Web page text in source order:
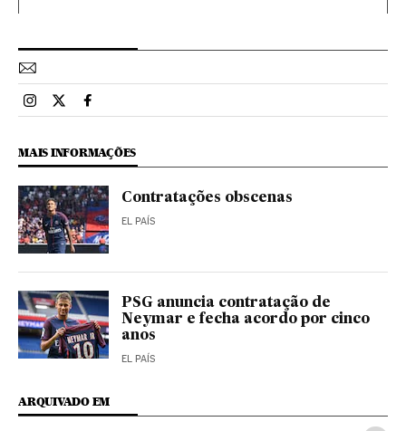
Esportes El País Brasil en Instagram
Esportes El País Brasil en Twitter
Esportes El País Brasil en Facebook
MAIS INFORMAÇÕES
Contratações obscenas
EL PAÍS
PSG anuncia contratação de
Neymar e fecha acordo por cinco
anos
EL PAÍS
ARQUIVADO EM